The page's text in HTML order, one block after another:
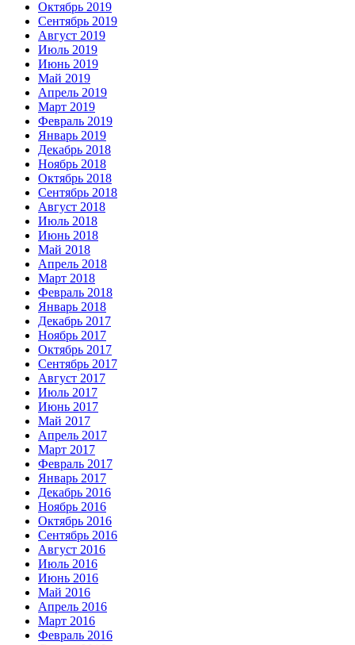
Октябрь 2019
Сентябрь 2019
Август 2019
Июль 2019
Июнь 2019
Май 2019
Апрель 2019
Март 2019
Февраль 2019
Январь 2019
Декабрь 2018
Ноябрь 2018
Октябрь 2018
Сентябрь 2018
Август 2018
Июль 2018
Июнь 2018
Май 2018
Апрель 2018
Март 2018
Февраль 2018
Январь 2018
Декабрь 2017
Ноябрь 2017
Октябрь 2017
Сентябрь 2017
Август 2017
Июль 2017
Июнь 2017
Май 2017
Апрель 2017
Март 2017
Февраль 2017
Январь 2017
Декабрь 2016
Ноябрь 2016
Октябрь 2016
Сентябрь 2016
Август 2016
Июль 2016
Июнь 2016
Май 2016
Апрель 2016
Март 2016
Февраль 2016